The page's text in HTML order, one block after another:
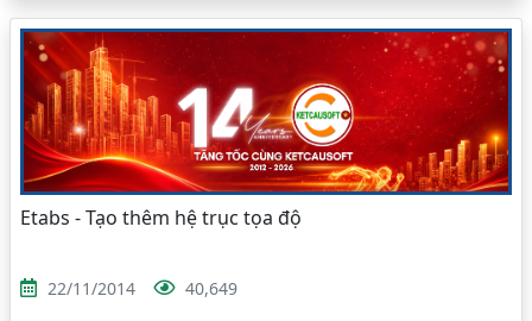
Etabs - Tạo thêm hệ trục tọa độ
22/11/2014 40,649